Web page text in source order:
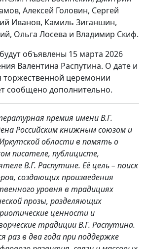
Алексей Головин, Сергей
Иванов, Камиль Зиганшин,
Ольга Лосева и Владимир Скиф.
объявлены 15 марта 2026
Валентина Распутина. О дате и
торжественной церемонии
сообщено дополнительно.
премия имени В.Г.
Российским книжным союзом и
области в память о
писателе, публицисте,
В.Г. Распутине. Её цель – поиск
создающих произведения
уровня в традициях
прозы, разделяющих
ценности и
традиции В.Г. Распутина.
раз в два года при поддержке